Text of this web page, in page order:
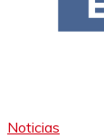
Noticias